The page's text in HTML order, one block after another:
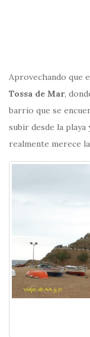
Aprovechando que
Tossa de Mar,
barrio que se
subir desde la
realmente merece